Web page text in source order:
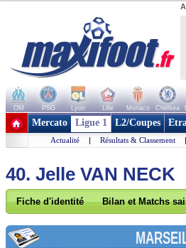
OM PSG Lyon Lille Monaco Chelsea
+ de clubs
Mercato Ligue 1 L2/Coupes
Actualité | Résultats & Classement |
40. Jelle VAN NECK
Fiche d'identité Bilan et Matchs